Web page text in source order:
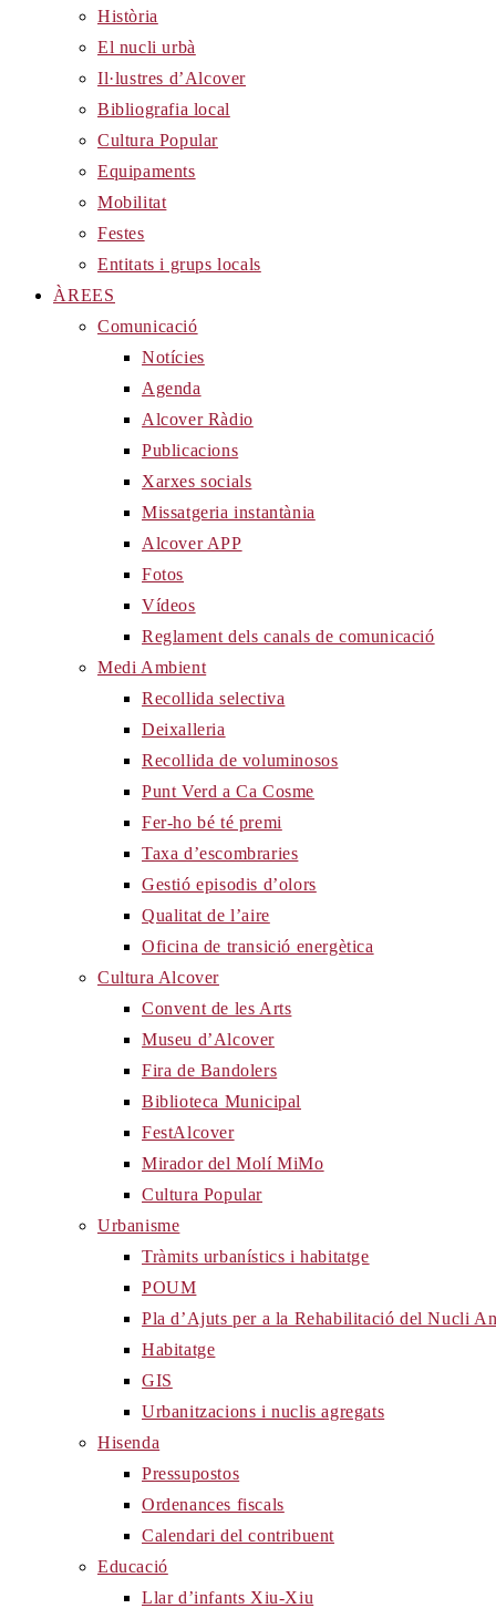
Història
El nucli urbà
Il·lustres d’Alcover
Bibliografia local
Cultura Popular
Equipaments
Mobilitat
Festes
Entitats i grups locals
ÀREES
Comunicació
Notícies
Agenda
Alcover Ràdio
Publicacions
Xarxes socials
Missatgeria instantània
Alcover APP
Fotos
Vídeos
Reglament dels canals de comunicació
Medi Ambient
Recollida selectiva
Deixalleria
Recollida de voluminosos
Punt Verd a Ca Cosme
Fer-ho bé té premi
Taxa d’escombraries
Gestió episodis d’olors
Qualitat de l’aire
Oficina de transició energètica
Cultura Alcover
Convent de les Arts
Museu d’Alcover
Fira de Bandolers
Biblioteca Municipal
FestAlcover
Mirador del Molí MiMo
Cultura Popular
Urbanisme
Tràmits urbanístics i habitatge
POUM
Pla d’Ajuts per a la Rehabilitació del Nucli
Habitatge
GIS
Urbanitzacions i nuclis agregats
Hisenda
Pressupostos
Ordenances fiscals
Calendari del contribuent
Educació
Llar d’infants Xiu-Xiu